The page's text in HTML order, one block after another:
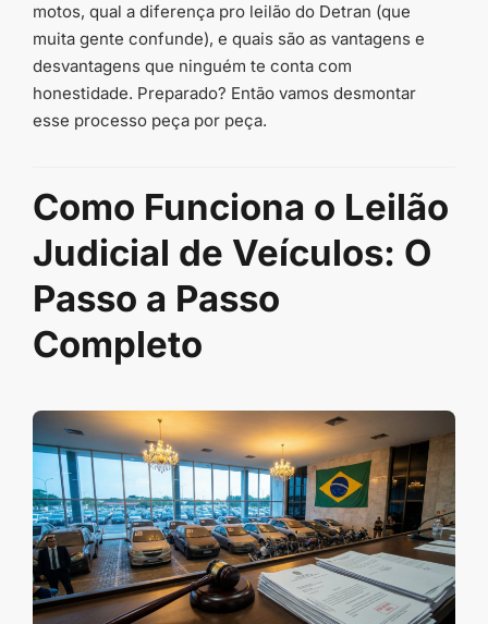
motos, qual a diferença pro leilão do Detran (que
muita gente confunde), e quais são as vantagens e
desvantagens que ninguém te conta com
honestidade. Preparado? Então vamos desmontar
esse processo peça por peça.
Como Funciona o Leilão
Judicial de Veículos: O
Passo a Passo
Completo